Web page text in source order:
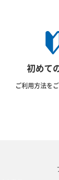
初めて
ご利用方法を